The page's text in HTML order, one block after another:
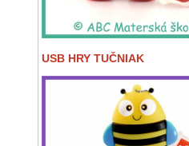
USB HRY TUČNIAK